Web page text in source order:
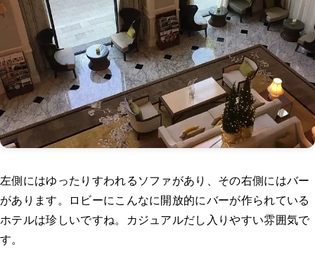
左側にはゆったりすわれるソファがあり、その右側にはバー
があります。ロビーにこんなに開放的にバーが作られている
ホテルは珍しいですね。カジュアルだし入りやすい雰囲気で
す。